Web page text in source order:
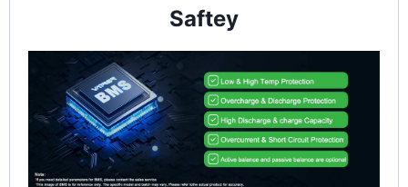
Saftey